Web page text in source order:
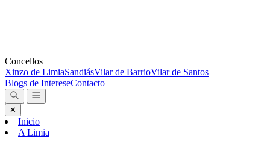
Concellos
Xinzo de LimiaSandiásVilar de BarrioVilar de Santos
Blogs de IntereseContacto
✕
Inicio
A Limia